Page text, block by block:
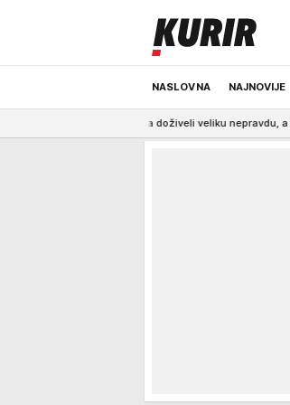
NASLOVNA NAJNOVIJE
ODRŽIVA BUDUĆNOST
pa doživeli veliku nepravdu, a onda šokirali sve!